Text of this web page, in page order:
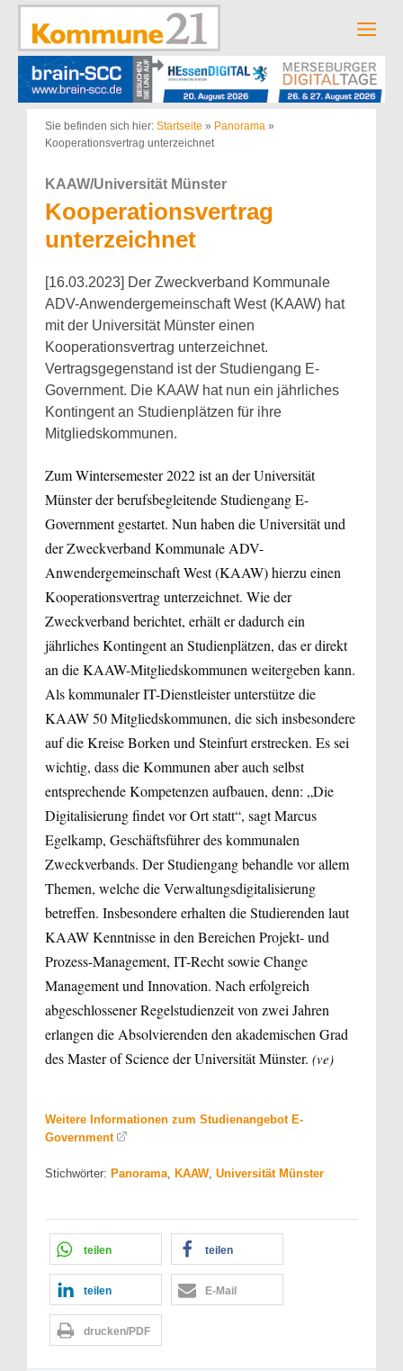
Zum
springen
Sie befinden sich hier: Startseite » Panorama »
Kooperationsvertrag unterzeichnet
KAAW/Universität Münster
Kooperationsvertrag
unterzeichnet
[16.03.2023] Der Zweckverband Kommunale
ADV-Anwendergemeinschaft West (KAAW) hat
mit der Universität Münster einen
Kooperationsvertrag unterzeichnet.
Vertragsgegenstand ist der Studiengang E-
Government. Die KAAW hat nun ein jährliches
Kontingent an Studienplätzen für ihre
Mitgliedskommunen.
Zum Wintersemester 2022 ist an der Universität
Münster der berufsbegleitende Studiengang E-
Government gestartet. Nun haben die Universität und
der Zweckverband Kommunale ADV-
Anwendergemeinschaft West (KAAW) hierzu einen
Kooperationsvertrag unterzeichnet. Wie der
Zweckverband berichtet, erhält er dadurch ein
jährliches Kontingent an Studienplätzen, das er direkt
an die KAAW-Mitgliedskommunen weitergeben kann.
Als kommunaler IT-Dienstleister unterstütze die
KAAW 50 Mitgliedskommunen, die sich insbesondere
auf die Kreise Borken und Steinfurt erstrecken. Es sei
wichtig, dass die Kommunen aber auch selbst
entsprechende Kompetenzen aufbauen, denn: „Die
Digitalisierung findet vor Ort statt“, sagt Marcus
Egelkamp, Geschäftsführer des kommunalen
Zweckverbands. Der Studiengang behandle vor allem
Themen, welche die Verwaltungsdigitalisierung
betreffen. Insbesondere erhalten die Studierenden laut
KAAW Kenntnisse in den Bereichen Projekt- und
Prozess-Management, IT-Recht sowie Change
Management und Innovation. Nach erfolgreich
abgeschlossener Regelstudienzeit von zwei Jahren
erlangen die Absolvierenden den akademischen Grad
des Master of Science der Universität Münster. (ve)
Weitere Informationen zum Studienangebot E-
Government
Stichwörter: Panorama, KAAW, Universität Münster
teilen teilen
teilen E-Mail
drucken/PDF